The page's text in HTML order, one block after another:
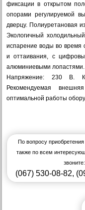
фиксации в открытом
опорами регулируемой
дверцу. Полиуретановая
Экологичный
испарение воды во время
и оттаивания, с
алюминиевыми лопастями.
Напряжение: 230 В.
Рекомендуемая
оптимальной работы
По вопросу приобретения
также по всем
звоните:
(067) 530-08-82,